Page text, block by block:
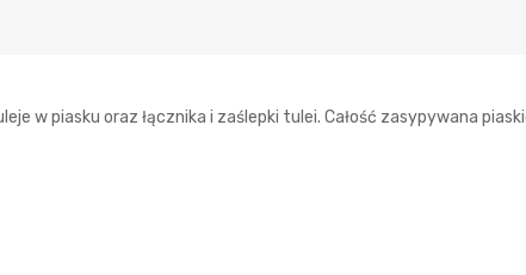
w piasku oraz łącznika i zaślepki tulei. Całość zasypywana